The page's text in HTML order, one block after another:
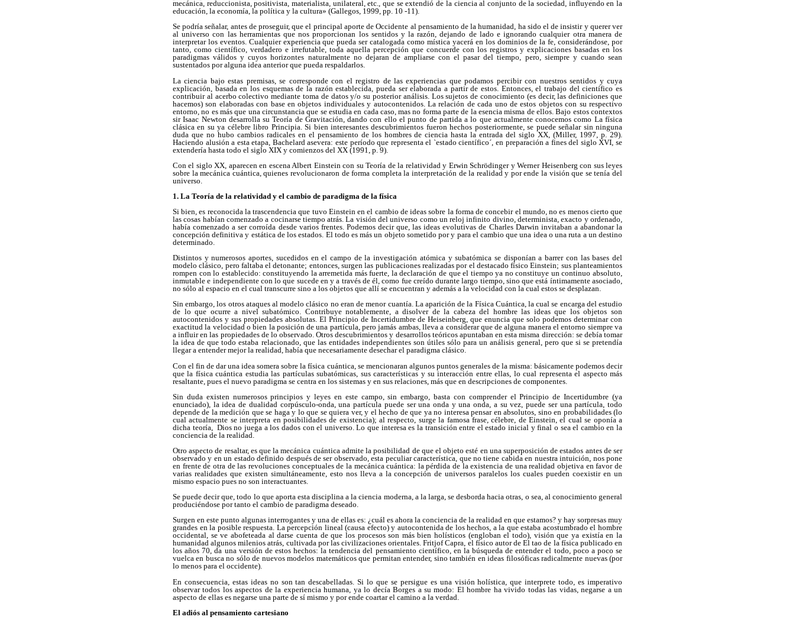
mecánica, reduccionista, positivista, materialista, unilateral, etc., que se extendió de la ciencia al conjunto de la sociedad, influyendo en la
educación, la economía, la política y la cultura» (Gallegos, 1999, pp. 10 -11).
Se podría señalar, antes de proseguir, que el principal aporte de Occidente al pensamiento de la humanidad, ha sido el de insistir y querer ver
al universo con las herramientas que nos proporcionan los sentidos y la razón, dejando de lado e ignorando cualquier otra manera de
interpretar los eventos. Cualquier experiencia que pueda ser catalogada como mística yacerá en los dominios de la fe, considerándose, por
tanto, como científico, verdadero e irrefutable, toda aquella percepción que concuerde con los registros y explicaciones basadas en los
paradigmas válidos y cuyos horizontes naturalmente no dejaran de ampliarse con el pasar del tiempo, pero, siempre y cuando sean
sustentados por alguna idea anterior que pueda respaldarlos.
La ciencia bajo estas premisas, se corresponde con el registro de las experiencias que podamos percibir con nuestros sentidos y cuya
explicación, basada en los esquemas de la razón establecida, pueda ser elaborada a partir de estos. Entonces, el trabajo del científico es
contribuir al acerbo colectivo mediante toma de datos y/o su posterior análisis. Los sujetos de conocimiento (es decir, las definiciones que
hacemos) son elaboradas con base en objetos individuales y autocontenidos. La relación de cada uno de estos objetos con su respectivo
entorno, no es más que una circunstancia que se estudia en cada caso, mas no forma parte de la esencia misma de ellos. Bajo estos contextos
sir Isaac Newton desarrolla su Teoría de Gravitación, dando con ello el punto de partida a lo que actualmente conocemos como La física
clásica en su ya célebre libro Principia. Si bien interesantes descubrimientos fueron hechos posteriormente, se puede señalar sin ninguna
duda que no hubo cambios radicales en el pensamiento de los hombres de ciencia hasta la entrada del siglo XX, (Miller, 1997, p. 29).
Haciendo alusión a esta etapa, Bachelard asevera: este período que representa el `estado científico´, en preparación a fines del siglo XVI, se
extendería hasta todo el siglo XIX y comienzos del XX (1991, p. 9).
Con el siglo XX, aparecen en escena Albert Einstein con su Teoría de la relatividad y Erwin Schrödinger y Werner Heisenberg con sus leyes
sobre la mecánica cuántica, quienes revolucionaron de forma completa la interpretación de la realidad y por ende la visión que se tenía del
universo.
1. La Teoría de la relatividad y el cambio de paradigma de la física
Si bien, es reconocida la trascendencia que tuvo Einstein en el cambio de ideas sobre la forma de concebir el mundo, no es menos cierto que
las cosas habían comenzado a cocinarse tiempo atrás. La visión del universo como un reloj infinito divino, determinista, exacto y ordenado,
había comenzado a ser corroída desde varios frentes. Podemos decir que, las ideas evolutivas de Charles Darwin invitaban a abandonar la
concepción definitiva y estática de los estados. El todo es más un objeto sometido por y para el cambio que una idea o una ruta a un destino
determinado.
Distintos y numerosos aportes, sucedidos en el campo de la investigación atómica y subatómica se disponían a barrer con las bases del
modelo clásico, pero faltaba el detonante; entonces, surgen las publicaciones realizadas por el destacado físico Einstein; sus planteamientos
rompen con lo establecido: constituyendo la arremetida más fuerte, la declaración de que el tiempo ya no constituye un continuo absoluto,
inmutable e independiente con lo que sucede en y a través de él, como fue creído durante largo tiempo, sino que está íntimamente asociado,
no sólo al espacio en el cual transcurre sino a los objetos que allí se encuentran y además a la velocidad con la cual estos se desplazan.
Sin embargo, los otros ataques al modelo clásico no eran de menor cuantía. La aparición de la Física Cuántica, la cual se encarga del estudio
de lo que ocurre a nivel subatómico. Contribuye notablemente, a disolver de la cabeza del hombre las ideas que los objetos son
autocontenidos y sus propiedades absolutas. El Principio de Incertidumbre de Heiseinberg, que enuncia que solo podemos determinar con
exactitud la velocidad o bien la posición de una partícula, pero jamás ambas, lleva a considerar que de alguna manera el entorno siempre va
a influir en las propiedades de lo observado. Otros descubrimientos y desarrollos teóricos apuntaban en esta misma dirección: se debía tomar
la idea de que todo estaba relacionado, que las entidades independientes son útiles sólo para un análisis general, pero que si se pretendía
llegar a entender mejor la realidad, había que necesariamente desechar el paradigma clásico.
Con el fin de dar una idea somera sobre la física cuántica, se mencionaran algunos puntos generales de la misma: básicamente podemos decir
que la física cuántica estudia las partículas subatómicas, sus características y su interacción entre ellas, lo cual representa el aspecto más
resaltante, pues el nuevo paradigma se centra en los sistemas y en sus relaciones, más que en descripciones de componentes.
Sin duda existen numerosos principios y leyes en este campo, sin embargo, basta con comprender el Principio de Incertidumbre (ya
enunciado), la idea de dualidad corpúsculo-onda, una partícula puede ser una onda y una onda, a su vez, puede ser una partícula, todo
depende de la medición que se haga y lo que se quiera ver, y el hecho de que ya no interesa pensar en absolutos, sino en probabilidades (lo
cual actualmente se interpreta en posibilidades de existencia); al respecto, surge la famosa frase, célebre, de Einstein, el cual se oponía a
dicha teoría,  Dios no juega a los dados con el universo. Lo que interesa es la transición entre el estado inicial y final o sea el cambio en la
conciencia de la realidad.
Otro aspecto de resaltar, es que la mecánica cuántica admite la posibilidad de que el objeto esté en una superposición de estados antes de ser
observado y en un estado definido después de ser observado, esta peculiar característica, que no tiene cabida en nuestra intuición, nos pone
en frente de otra de las revoluciones conceptuales de la mecánica cuántica: la pérdida de la existencia de una realidad objetiva en favor de
varias realidades que existen simultáneamente, esto nos lleva a la concepción de universos paralelos los cuales pueden coexistir en un
mismo espacio pues no son interactuantes.
Se puede decir que, todo lo que aporta esta disciplina a la ciencia moderna, a la larga, se desborda hacia otras, o sea, al conocimiento general
produciéndose por tanto el cambio de paradigma deseado.
Surgen en este punto algunas interrogantes y una de ellas es: ¿cuál es ahora la conciencia de la realidad en que estamos? y hay sorpresas muy
grandes en la posible respuesta. La percepción lineal (causa efecto) y autocontenida de los hechos, a la que estaba acostumbrado el hombre
occidental, se ve abofeteada al darse cuenta de que los procesos son más bien holísticos (engloban el todo), visión que ya existía en la
humanidad algunos milenios atrás, cultivada por las civilizaciones orientales. Fritjof Capra, el físico autor de El tao de la física publicado en
los años 70, da una versión de estos hechos: la tendencia del pensamiento científico, en la búsqueda de entender el todo, poco a poco se
vuelca en busca no sólo de nuevos modelos matemáticos que permitan entender, sino también en ideas filosóficas radicalmente nuevas (por
lo menos para el occidente).
En consecuencia, estas ideas no son tan descabelladas. Si lo que se persigue es una visión holística, que interprete todo, es imperativo
observar todos los aspectos de la experiencia humana, ya lo decía Borges a su modo: El hombre ha vivido todas las vidas, negarse a un
aspecto de ellas es negarse una parte de sí mismo y por ende coartar el camino a la verdad.
El adiós al pensamiento cartesiano